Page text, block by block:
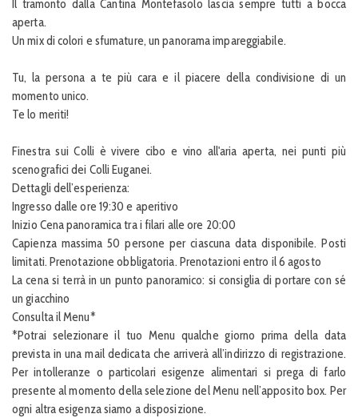
Il tramonto dalla Cantina Montefasolo lascia sempre tutti a bocca
aperta.
Un mix di colori e sfumature, un panorama impareggiabile.
Tu, la persona a te più cara e il piacere della condivisione di un
momento unico.
Te lo meriti!
Finestra sui Colli è vivere cibo e vino all'aria aperta, nei punti più
scenografici dei Colli Euganei.
Dettagli dell’esperienza:
Ingresso dalle ore 19:30 e aperitivo
Inizio Cena panoramica tra i filari alle ore 20:00
Capienza massima 50 persone per ciascuna data disponibile. Posti
limitati. Prenotazione obbligatoria. Prenotazioni entro il 6 agosto
La cena si terrà in un punto panoramico: si consiglia di portare con sé
un giacchino
Consulta il Menu*
*Potrai selezionare il tuo Menu qualche giorno prima della data
prevista in una mail dedicata che arriverà all’indirizzo di registrazione.
Per intolleranze o particolari esigenze alimentari si prega di farlo
presente al momento della selezione del Menu nell’apposito box. Per
ogni altra esigenza siamo a disposizione.